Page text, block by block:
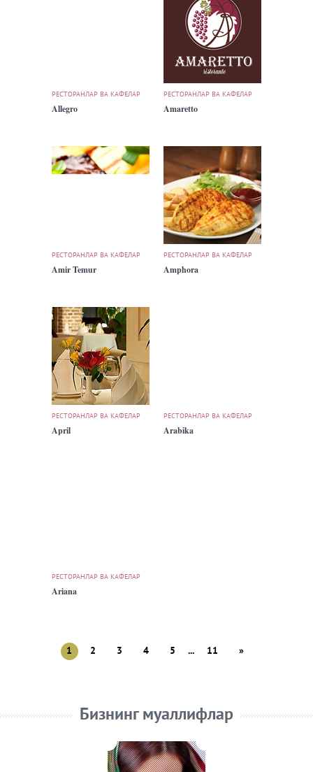
РЕСТОРАНЛАР ВА КАФЕЛАР
Allegro
РЕСТОРАНЛАР ВА КАФЕЛАР
Amaretto
РЕСТОРАНЛАР ВА КАФЕЛАР
Amir Temur
РЕСТОРАНЛАР ВА КАФЕЛАР
Amphora
РЕСТОРАНЛАР ВА КАФЕЛАР
April
РЕСТОРАНЛАР ВА КАФЕЛАР
Arabika
РЕСТОРАНЛАР ВА КАФЕЛАР
Ariana
1 2 3 4 5 ... 11 »
Бизнинг муаллифлар